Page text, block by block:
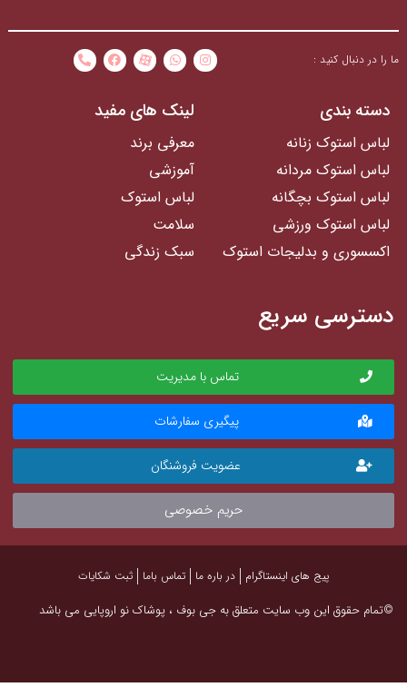
ما را در دنبال کنید :
دسته بندی
لباس استوک زنانه
لباس استوک مردانه
لباس استوک بچگانه
لباس استوک ورزشی
اکسسوری و بدلیجات استوک
لینک های مفید
معرفی برند
آموزشی
لباس استوک
سلامت
سبک زندگی
دسترسی سریع
تماس با مدیریت
پیگیری سفارشات
عضویت فروشنگان
حریم خصوصی
©تمام حقوق این وب سایت متعلق به جی بوف ، پوشاک نو اروپایی می باشد
پیج های اینستاگرام در باره ما تماس باما ثبت شکایات